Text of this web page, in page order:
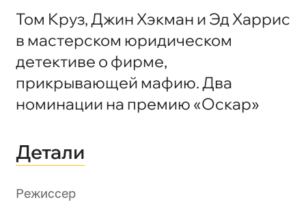
Том Круз, Джин Хэкман и Эд Харрис
в мастерском юридическом
детективе о фирме,
прикрывающей мафию. Два
номинации на премию «Оскар»
Детали
Режиссер